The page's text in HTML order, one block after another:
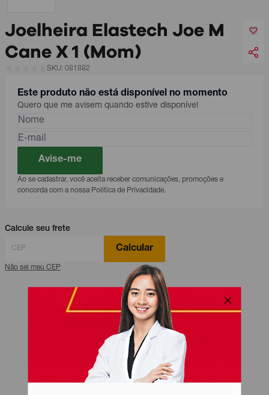
Joelheira Elastech Joe M
Cane X 1 (Mom)
SKU: 081882
Este produto não está disponível no momento
Quero que me avisem quando estive disponível
Avise-me
Ao se cadastrar, você aceita receber comunicações, promoções e
concorda com a nossa Política de Privacidade.
Calcule seu frete
Calcular
Não sei meu CEP